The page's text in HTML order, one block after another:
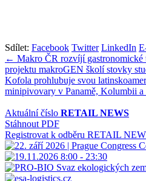
Sdílet: Facebook Twitter LinkedIn
Navigace
pro
příspěvek
← Makro ČR rozvíjí gastronomické
projektu makroGEN školí stovky
Kofola prohlubuje svou
minipivovary v Panamě, Kolumbii
Aktuální číslo RETAIL NEWS
Stáhnout PDF
Registrovat k odběru RETAIL